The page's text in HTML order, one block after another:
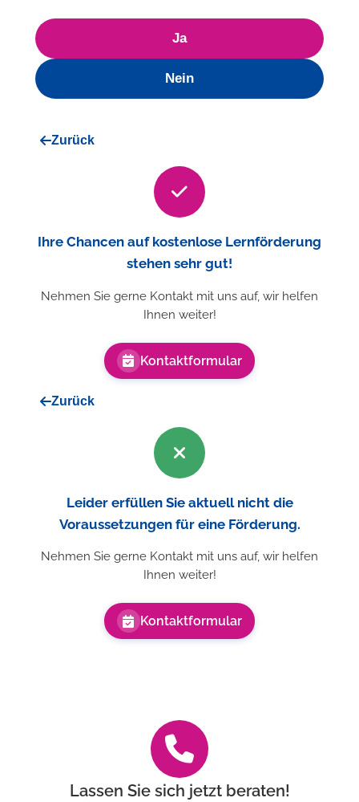
Ja
Nein
Zurück
Ihre Chancen auf kostenlose Lernförderung
stehen sehr gut!
Nehmen Sie gerne Kontakt mit uns auf, wir helfen
Ihnen weiter!
Kontaktformular
Zurück
Leider erfüllen Sie aktuell nicht die
Voraussetzungen für eine Förderung.
Nehmen Sie gerne Kontakt mit uns auf, wir helfen
Ihnen weiter!
Kontaktformular
Lassen Sie sich jetzt beraten!